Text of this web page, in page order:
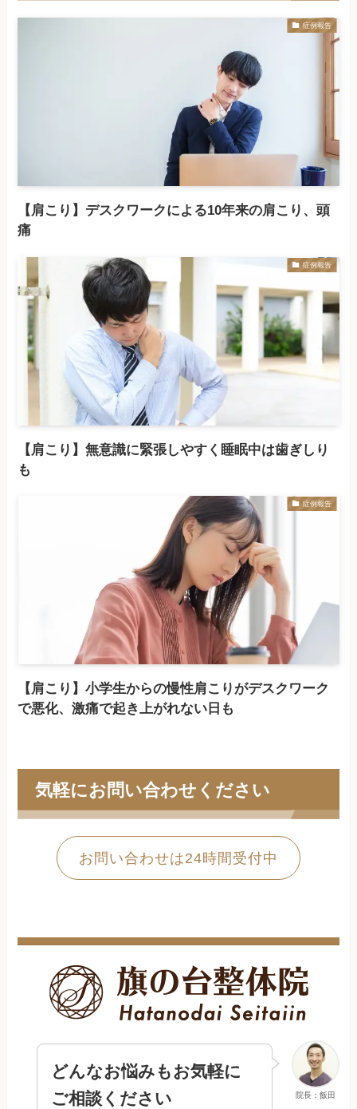
症例報告
【肩こり】デスクワークによる10年来の肩こり、頭
痛
症例報告
【肩こり】無意識に緊張しやすく睡眠中は歯ぎしり
も
症例報告
【肩こり】小学生からの慢性肩こりがデスクワーク
で悪化、激痛で起き上がれない日も
気軽にお問い合わせください
お問い合わせは24時間受付中
院長：飯田
どんなお悩みもお気軽に
ご相談ください